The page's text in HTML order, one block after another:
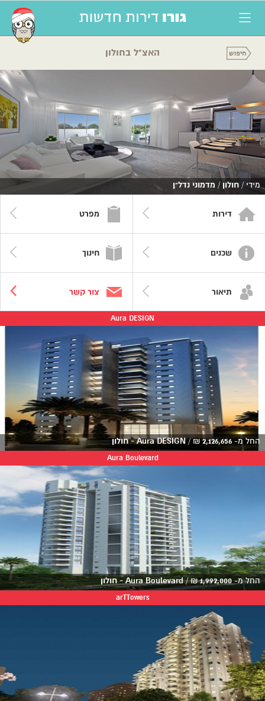
האצ"ל בחולון
מידי / חולון / מדמוני נדל"ן
דירות מפרט
שכנים חינוך
תיאור צור קשר
Aura DESIGN
החל מ- 2,126,656
₪
/ Aura DESIGN - חולון
Aura Boulevard
החל מ-1,992,000
₪
/Aura Boulevard - חולון
arTTowers